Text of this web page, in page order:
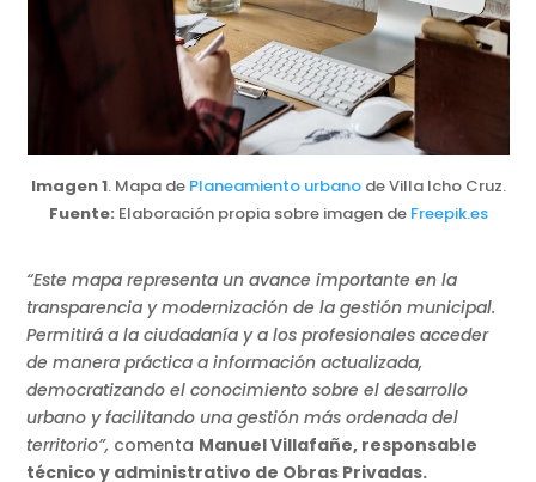
Imagen 1. Mapa de Planeamiento urbanode Villa Icho Cruz.
Fuente: Elaboración propia sobre imagen de Freepik.es
“Este mapa representa un avance importante en la
transparencia y modernización de la gestión municipal.
Permitirá a la ciudadanía y a los profesionales acceder
de manera práctica a información actualizada,
democratizando el conocimiento sobre el desarrollo
urbano y facilitando una gestión más ordenada del
territorio”, comenta Manuel Villafañe, responsable
técnico y administrativo de Obras Privadas.